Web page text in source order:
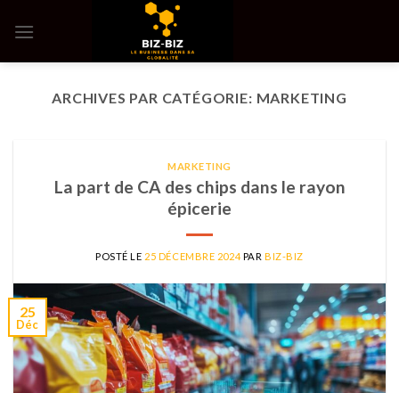
ARCHIVES PAR CATÉGORIE: MARKETING
MARKETING
La part de CA des chips dans le rayon
épicerie
POSTÉ LE 25 DÉCEMBRE 2024PAR BIZ-BIZ
25
Déc